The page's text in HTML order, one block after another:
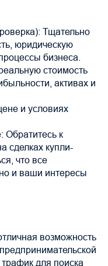
Тщательно
юридическую
бизнеса.
стоимость
активах и
и условиях
к
сделках купли-
что все
и ваши интересы
возможность
для поиска